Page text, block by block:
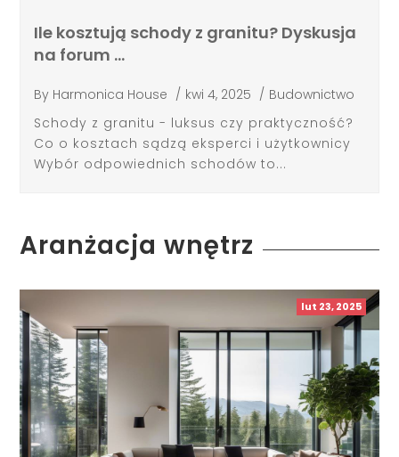
Ile kosztują schody z granitu? Dyskusja
na forum …
By Harmonica House / kwi 4, 2025 / Budownictwo
Schody z granitu - luksus czy praktyczność?
Co o kosztach sądzą eksperci i użytkownicy
Wybór odpowiednich schodów to...
Aranżacja wnętrz
lut 23, 2025